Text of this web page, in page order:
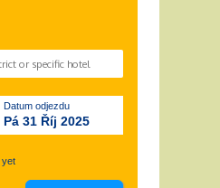
Datum odjezdu
Pá 31 Říj 2025
yet